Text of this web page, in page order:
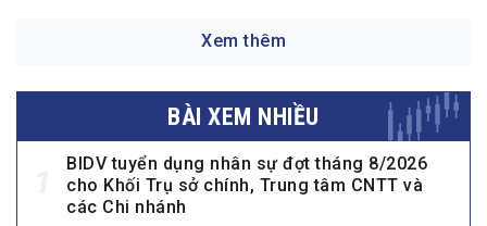
Xem thêm
BÀI XEM NHIỀU
BIDV tuyển dụng nhân sự đợt tháng 8/2026
cho Khối Trụ sở chính, Trung tâm CNTT và
các Chi nhánh